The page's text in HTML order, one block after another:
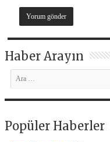
Haber Arayın
Popüler Haberler